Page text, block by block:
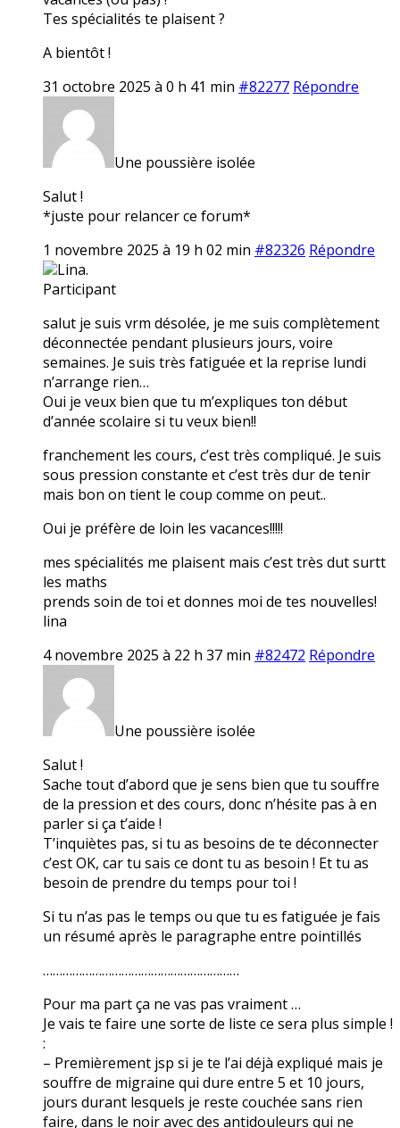
Tes spécialités te plaisent ?
A bientôt !
31 octobre 2025 à 0 h 41 min #82277 Répondre
Une poussière isolée
Salut !
*juste pour relancer ce forum*
1 novembre 2025 à 19 h 02 min #82326 Répondre
Lina.
Participant
salut je suis vrm désolée, je me suis complètement
déconnectée pendant plusieurs jours, voire
semaines. Je suis très fatiguée et la reprise lundi
n’arrange rien…
Oui je veux bien que tu m’expliques ton début
d’année scolaire si tu veux bien!!
franchement les cours, c’est très compliqué. Je suis
sous pression constante et c’est très dur de tenir
mais bon on tient le coup comme on peut..
Oui je préfère de loin les vacances!!!!!
mes spécialités me plaisent mais c’est très dut surtt
les maths
prends soin de toi et donnes moi de tes nouvelles!
lina
4 novembre 2025 à 22 h 37 min #82472 Répondre
Une poussière isolée
Salut !
Sache tout d’abord que je sens bien que tu souffre
de la pression et des cours, donc n’hésite pas à en
parler si ça t’aide !
T’inquiètes pas, si tu as besoins de te déconnecter
c’est OK, car tu sais ce dont tu as besoin ! Et tu as
besoin de prendre du temps pour toi !
Si tu n’as pas le temps ou que tu es fatiguée je fais
un résumé après le paragraphe entre pointillés
……………………………………………………
Pour ma part ça ne vas pas vraiment …
Je vais te faire une sorte de liste ce sera plus simple !
:
– Premièrement jsp si je te l’ai déjà expliqué mais je
souffre de migraine qui dure entre 5 et 10 jours,
jours durant lesquels je reste couchée sans rien
faire, dans le noir avec des antidouleurs qui ne